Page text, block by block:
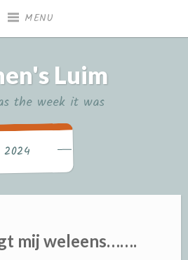
MENU
Luim
the week it was
2024
mij weleens…….